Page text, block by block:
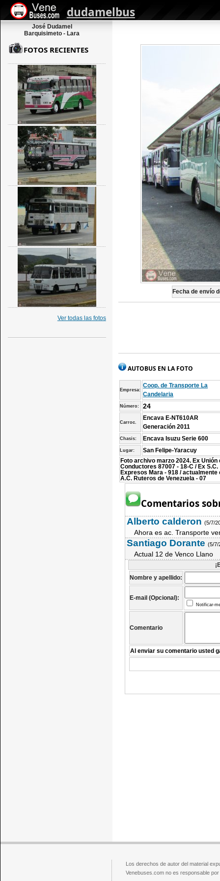
dudamelbus
José Dudamel
Barquisimeto - Lara
Fecha de envío
AUTOBUS EN LA FOTO
Empresa:
Coop. de Transporte La
Candelaria
Número: 24
Carroc.
Encava E-NT610AR
Generación 2011
Chasis: Encava Isuzu Serie 600
Lugar:
San Felipe-Yaracuy
Foto archivo marzo 2024. Ex Unión
Conductores 87007 - 18-C / Ex S.C.
Expresos Mara - 918 / actualmente
A.C. Ruteros de Venezuela - 07
Comentarios
Alberto calderon(5/7/
Ahora es ac. Transporte
Santiago Dorante(5/7/
Actual 12 de Venco Llano
Nombre y apellido:
E-mail (Opcional):
Notificar-
Comentario
Al enviar su comentario usted
FOTOS RECIENTES
Ver todas las fotos
Los derechos de autor del material
Venebuses.com no es responsable